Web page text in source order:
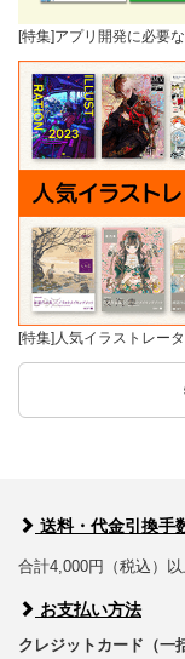
[特集]アプリ開発に必要
[特集]人気イラストレー
送料・代金引換手
合計4,000円（税込）
お支払い方法
クレジットカード（一